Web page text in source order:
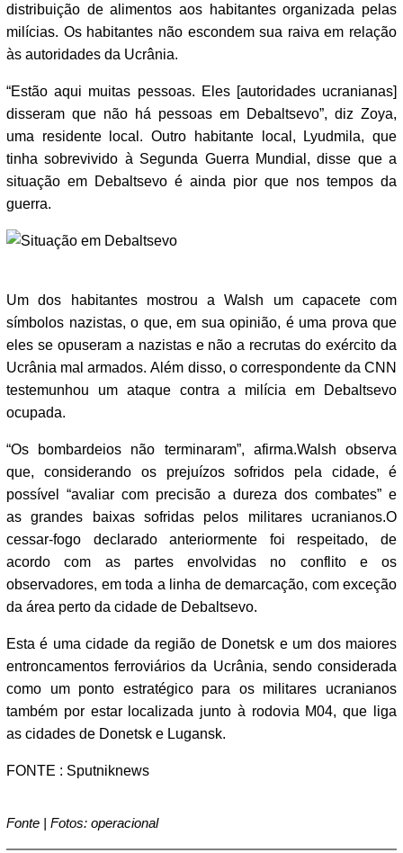
distribuição de alimentos aos habitantes organizada pelas
milícias. Os habitantes não escondem sua raiva em relação
às autoridades da Ucrânia.
“Estão aqui muitas pessoas. Eles [autoridades ucranianas]
disseram que não há pessoas em Debaltsevo”, diz Zoya,
uma residente local. Outro habitante local, Lyudmila, que
tinha sobrevivido à Segunda Guerra Mundial, disse que a
situação em Debaltsevo é ainda pior que nos tempos da
guerra.
Um dos habitantes mostrou a Walsh um capacete com
símbolos nazistas, o que, em sua opinião, é uma prova que
eles se opuseram a nazistas e não a recrutas do exército da
Ucrânia mal armados. Além disso, o correspondente da CNN
testemunhou um ataque contra a milícia em Debaltsevo
ocupada.
“Os bombardeios não terminaram”, afirma.Walsh observa
que, considerando os prejuízos sofridos pela cidade, é
possível “avaliar com precisão a dureza dos combates” e
as grandes baixas sofridas pelos militares ucranianos.O
cessar-fogo declarado anteriormente foi respeitado, de
acordo com as partes envolvidas no conflito e os
observadores, em toda a linha de demarcação, com exceção
da área perto da cidade de Debaltsevo.
Esta é uma cidade da região de Donetsk e um dos maiores
entroncamentos ferroviários da Ucrânia, sendo considerada
como um ponto estratégico para os militares ucranianos
também por estar localizada junto à rodovia M04, que liga
as cidades de Donetsk e Lugansk.
FONTE : Sputniknews
Fonte | Fotos: operacional